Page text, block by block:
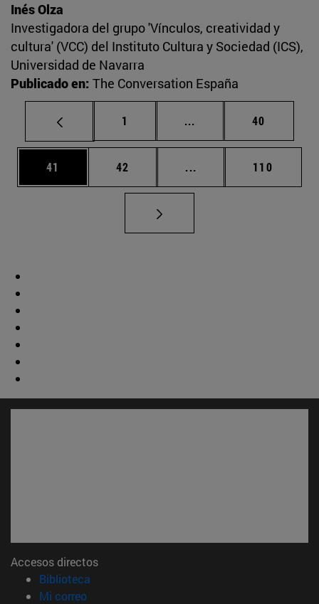
Inés Olza
Investigadora del grupo 'Vínculos, creatividad y
cultura' (VCC) del Instituto Cultura y Sociedad (ICS),
Universidad de Navarra
Publicado en: The Conversation España
Página
1 ... Páginas intermedias
Página
40
Página
41 Página
42 ... Páginas intermedias
Página
110
Accesos directos
Biblioteca
Mi correo(abre en nueva ventana)